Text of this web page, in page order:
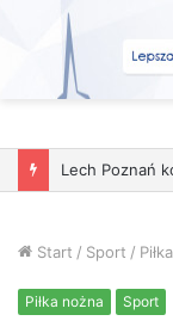
Start / Sport /
Piłka nożna Sport